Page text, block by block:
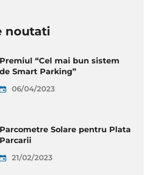
noutati
Premiul “Cel mai bun sistem
de Smart Parking”
06/04/2023
Parcometre Solare pentru Plata
Parcarii
21/02/2023